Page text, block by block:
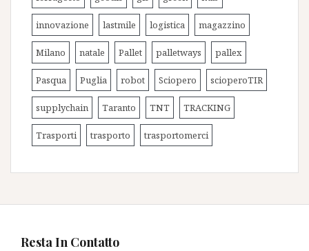
innovazione lastmile logistica magazzino
Milano natale Pallet palletways pallex
Pasqua Puglia robot Sciopero scioperoTIR
supplychain Taranto TNT TRACKING
Trasporti trasporto trasportomerci
Resta In Contatto